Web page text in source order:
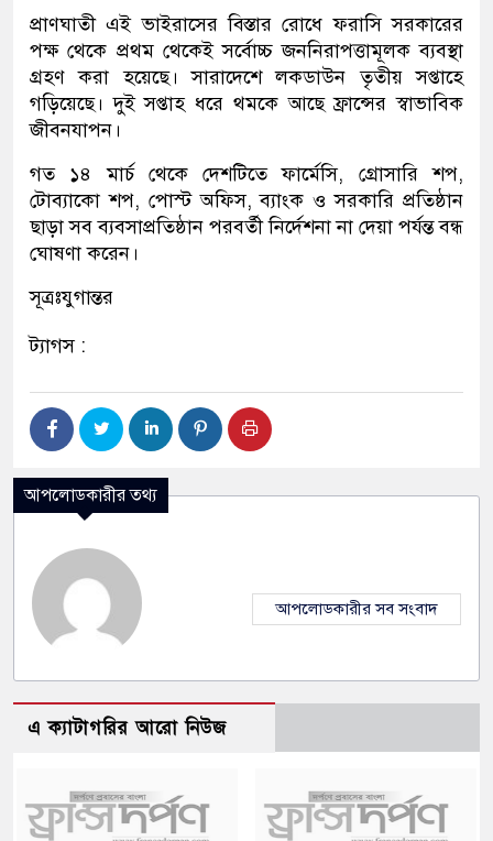
প্রাণঘাতী এই ভাইরাসের বিস্তার রোধে ফরাসি সরকারের
পক্ষ থেকে প্রথম থেকেই সর্বোচ্চ জননিরাপত্তামূলক ব্যবস্থা
গ্রহণ করা হয়েছে। সারাদেশে লকডাউন তৃতীয় সপ্তাহে
গড়িয়েছে। দুই সপ্তাহ ধরে থমকে আছে ফ্রান্সের স্বাভাবিক
জীবনযাপন।
গত ১৪ মার্চ থেকে দেশটিতে ফার্মেসি, গ্রোসারি শপ,
টোব্যাকো শপ, পোস্ট অফিস, ব্যাংক ও সরকারি প্রতিষ্ঠান
ছাড়া সব ব্যবসাপ্রতিষ্ঠান পরবর্তী নির্দেশনা না দেয়া পর্যন্ত বন্ধ
ঘোষণা করেন।
সূত্রঃযুগান্তর
ট্যাগস :
আপলোডকারীর তথ্য
আপলোডকারীর সব সংবাদ
এ ক্যাটাগরির আরো নিউজ